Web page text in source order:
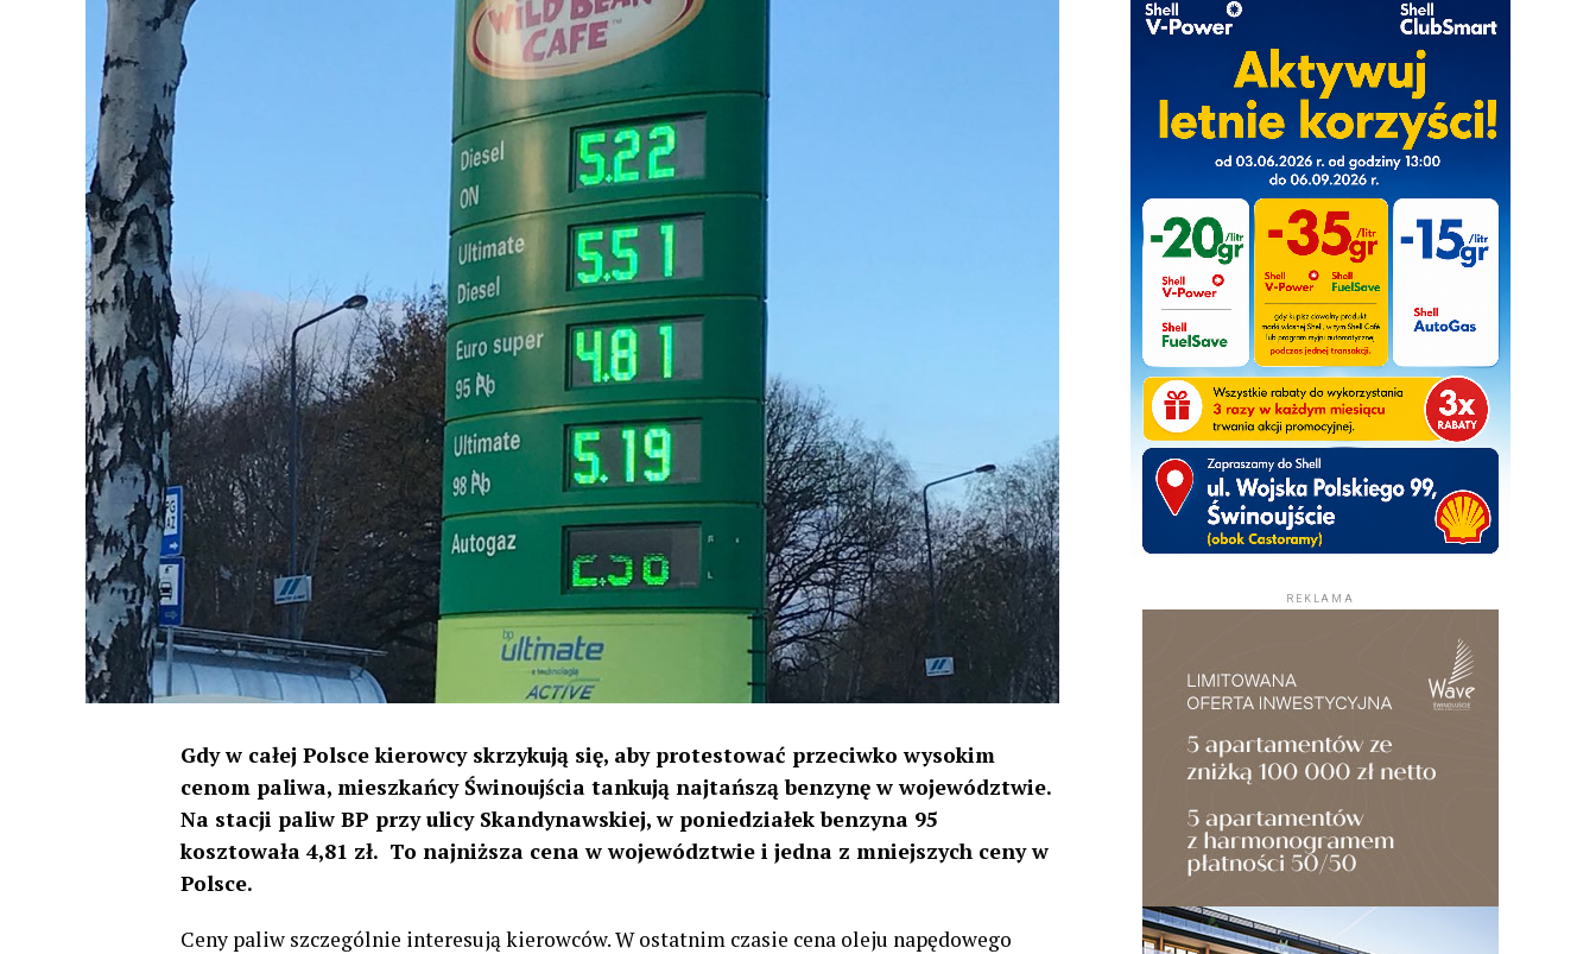
Gdy w całej Polsce kierowcy skrzykują się, aby protestować przeciwko wysokim
cenom paliwa, mieszkańcy Świnoujścia tankują najtańszą benzynę w województwie.
Na stacji paliw BP przy ulicy Skandynawskiej, w poniedziałek benzyna 95
kosztowała 4,81 zł. To najniższa cena w województwie i jedna z mniejszych ceny w
Polsce.
Ceny paliw szczególnie interesują kierowców. W ostatnim czasie cena oleju napędowego
REKLAMA